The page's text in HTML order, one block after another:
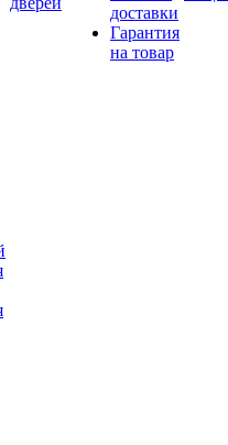
доставки
Гарантия
на товар